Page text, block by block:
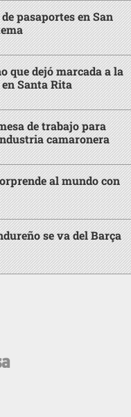
pasaportes en San
que dejó marcada a la
Santa Rita
de trabajo para
camaronera
al mundo con
se va del Barça